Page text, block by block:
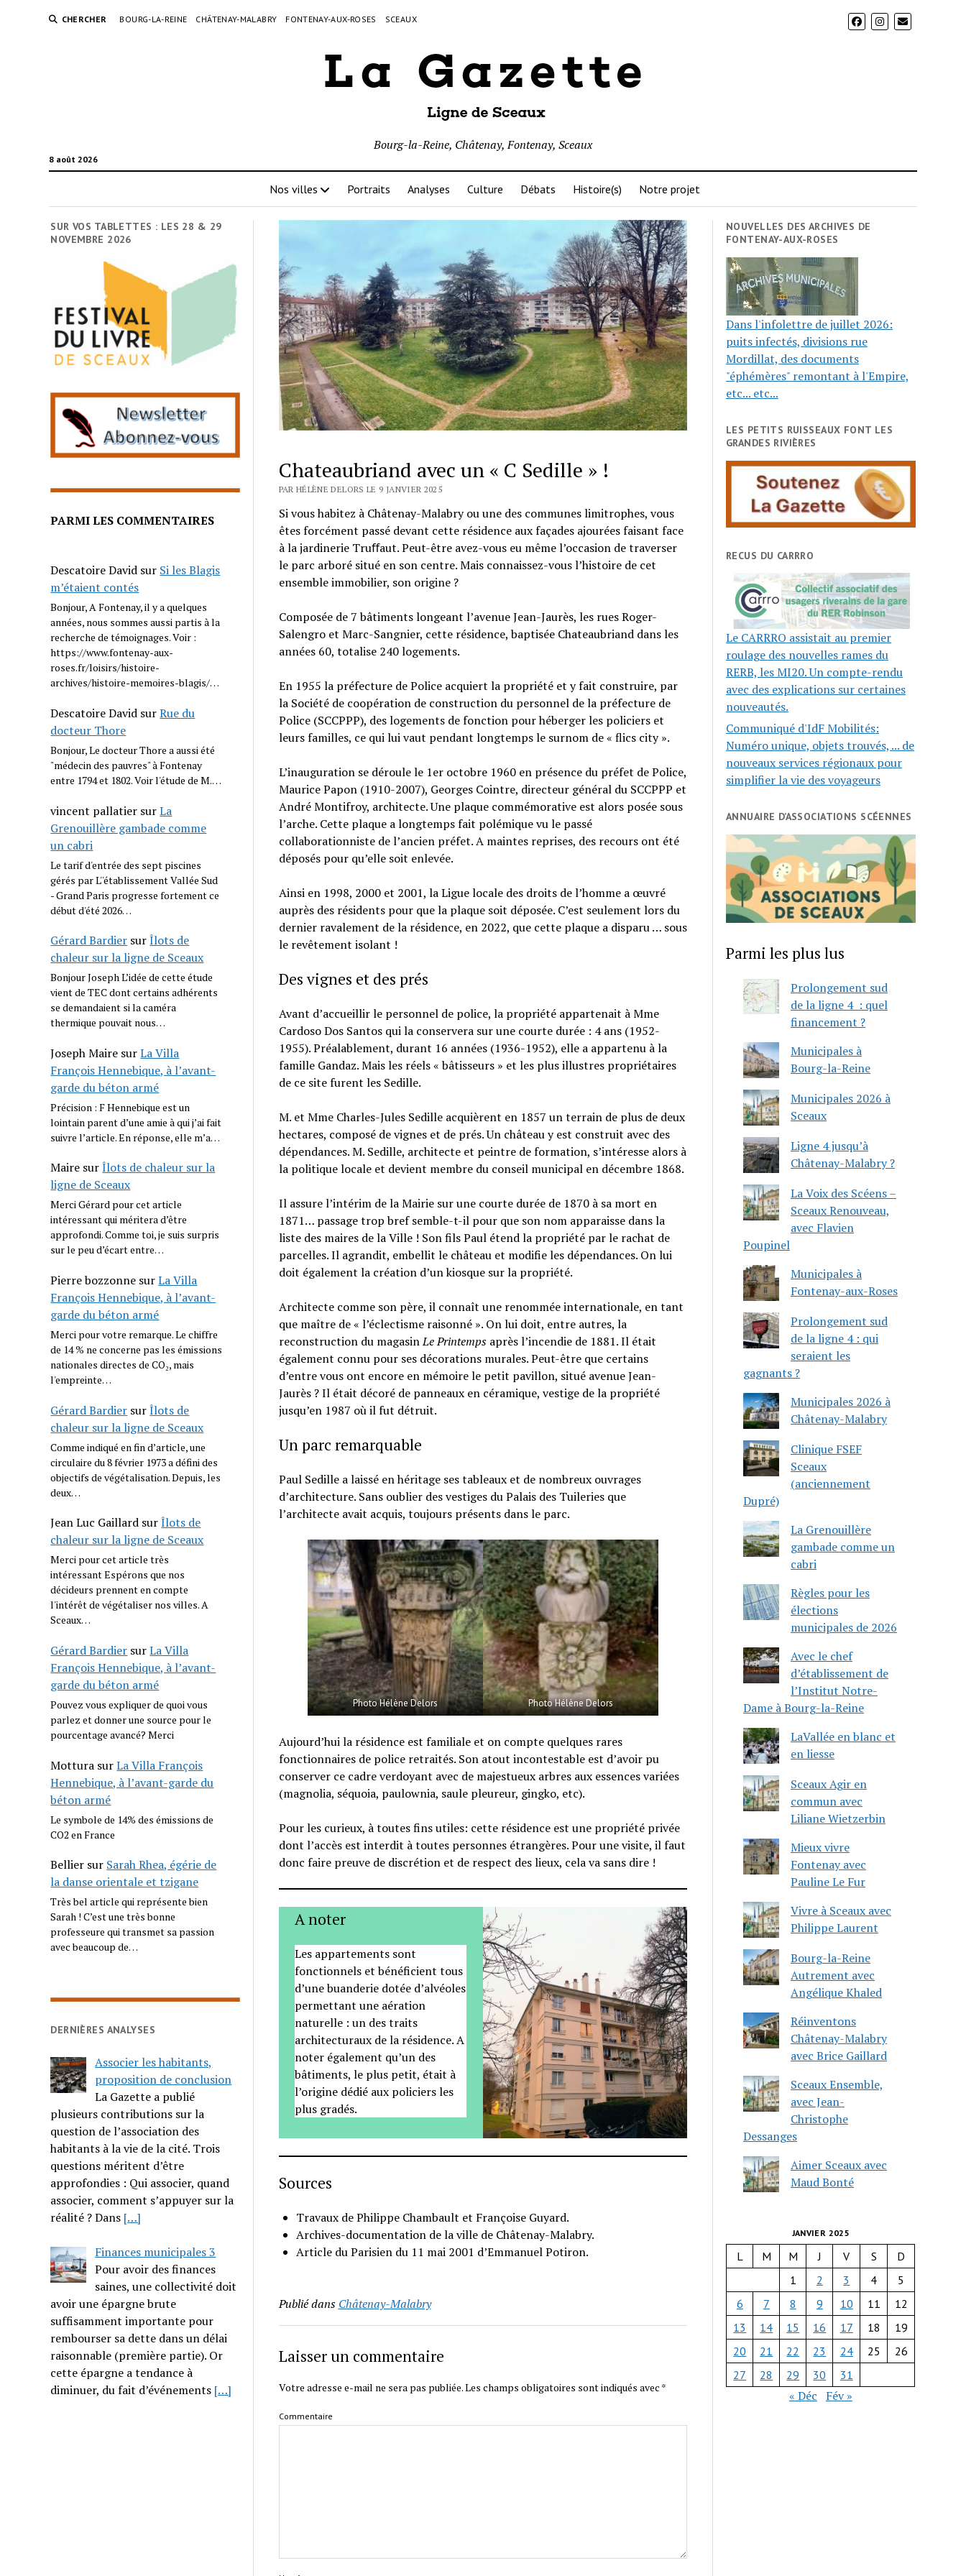
CHERCHER BOURG-LA-REINE CHÂTENAY-MALABRY FONTENAY-AUX-ROSES SCEAUX
8 août 2026
Bourg-la-Reine, Châtenay, Fontenay, Sceaux
Nos villes Portraits Analyses Culture Débats Histoire(s) Notre projet
SUR VOS TABLETTES : LES 28 & 29
NOVEMBRE 2026
PARMI LES COMMENTAIRES
Descatoire David sur Si les Blagis
m’étaient contés
Bonjour, A Fontenay, il y a quelques
années, nous sommes aussi partis à la
recherche de témoignages. Voir :
https://www.fontenay-aux-
roses.fr/loisirs/histoire-
archives/histoire-memoires-blagis/…
Descatoire David surRue du
docteur Thore
Bonjour, Le docteur Thore a aussi été
"médecin des pauvres" à Fontenay
entre 1794 et 1802. Voir l'étude de M.…
vincent pallatier surLa
Grenouillère gambade comme
un cabri
Le tarif d'entrée des sept piscines
gérés par L''établissement Vallée Sud
- Grand Paris progresse fortement ce
début d'été 2026…
Gérard Bardier surÎlots de
chaleur sur la ligne de Sceaux
Bonjour Joseph L’idée de cette étude
vient de TEC dont certains adhérents
se demandaient si la caméra
thermique pouvait nous…
Joseph Maire surLa Villa
François Hennebique, à l’avant-
garde du béton armé
Précision : F Hennebique est un
lointain parent d’une amie à qui j’ai fait
suivre l’article. En réponse, elle m’a…
Maire surÎlots de chaleur sur la
ligne de Sceaux
Merci Gérard pour cet article
intéressant qui méritera d’être
approfondi. Comme toi, je suis surpris
sur le peu d’écart entre…
Pierre bozzonne surLa Villa
François Hennebique, à l’avant-
garde du béton armé
Merci pour votre remarque. Le chiffre
de 14 % ne concerne pas les émissions
nationales directes de CO₂, mais
l'empreinte…
Gérard Bardier surÎlots de
chaleur sur la ligne de Sceaux
Comme indiqué en fin d’article, une
circulaire du 8 février 1973 a défini des
objectifs de végétalisation. Depuis, les
deux…
Jean Luc Gaillard surÎlots de
chaleur sur la ligne de Sceaux
Merci pour cet article très
intéressant Espérons que nos
décideurs prennent en compte
l'intérêt de végétaliser nos villes. A
Sceaux…
Gérard Bardier surLa Villa
François Hennebique, à l’avant-
garde du béton armé
Pouvez vous expliquer de quoi vous
parlez et donner une source pour le
pourcentage avancé? Merci
Mottura surLa Villa François
Hennebique, à l’avant-garde du
béton armé
Le symbole de 14% des émissions de
CO2 en France
Bellier sur Sarah Rhea, égérie de
la danse orientale et tzigane
Très bel article qui représente bien
Sarah ! C’est une très bonne
professeure qui transmet sa passion
avec beaucoup de…
DERNIÈRES ANALYSES
Associer les habitants,
proposition de conclusion
La Gazette a publié
plusieurs contributions sur la
question de l’association des
habitants à la vie de la cité. Trois
questions méritent d’être
approfondies : Qui associer, quand
associer, comment s’appuyer sur la
réalité ? Dans […]
Finances municipales 3
Pour avoir des finances
saines, une collectivité doit
avoir une épargne brute
suffisamment importante pour
rembourser sa dette dans un délai
raisonnable (première partie). Or
cette épargne a tendance à
diminuer, du fait d’événements […]
Chateaubriand avec un « C Sedille » !
PAR HÉLÈNE DELORS LE 9 JANVIER 2025
Si vous habitez à Châtenay-Malabry ou une des communes limitrophes, vous
êtes forcément passé devant cette résidence aux façades ajourées faisant face
à la jardinerie Truﬀaut. Peut-être avez-vous eu même l’occasion de traverser
le parc arboré situé en son centre. Mais connaissez-vous l’histoire de cet
ensemble immobilier, son origine ?
Composée de 7 bâtiments longeant l’avenue Jean-Jaurès, les rues Roger-
Salengro et Marc-Sangnier, cette résidence, baptisée Chateaubriand dans les
années 60, totalise 240 logements.
En 1955 la préfecture de Police acquiert la propriété et y fait construire, par
la Société de coopération de construction du personnel de la préfecture de
Police (SCCPPP), des logements de fonction pour héberger les policiers et
leurs familles, ce qui lui vaut pendant longtemps le surnom de « flics city ».
L’inauguration se déroule le 1er octobre 1960 en présence du préfet de Police,
Maurice Papon (1910-2007), Georges Cointre, directeur général du SCCPPP et
André Montifroy, architecte. Une plaque commémorative est alors posée sous
l’arche. Cette plaque a longtemps fait polémique vu le passé
collaborationniste de l’ancien préfet. A maintes reprises, des recours ont été
déposés pour qu’elle soit enlevée.
Ainsi en 1998, 2000 et 2001, la Ligue locale des droits de l’homme a œuvré
auprès des résidents pour que la plaque soit déposée. C’est seulement lors du
dernier ravalement de la résidence, en 2022, que cette plaque a disparu … sous
le revêtement isolant !
Des vignes et des prés
Avant d’accueillir le personnel de police, la propriété appartenait à Mme
Cardoso Dos Santos qui la conservera sur une courte durée : 4 ans (1952-
1955). Préalablement, durant 16 années (1936-1952), elle a appartenu à la
famille Gandaz. Mais les réels « bâtisseurs » et les plus illustres propriétaires
de ce site furent les Sedille.
M. et Mme Charles-Jules Sedille acquièrent en 1857 un terrain de plus de deux
hectares, composé de vignes et de prés. Un château y est construit avec des
dépendances. M. Sedille, architecte et peintre de formation, s’intéresse alors à
la politique locale et devient membre du conseil municipal en décembre 1868.
Il assure l’intérim de la Mairie sur une courte durée de 1870 à sa mort en
1871… passage trop bref semble-t-il pour que son nom apparaisse dans la
liste des maires de la Ville ! Son fils Paul étend la propriété par le rachat de
parcelles. Il agrandit, embellit le château et modifie les dépendances. On lui
doit également la création d’un kiosque sur la propriété.
Architecte comme son père, il connaît une renommée internationale, en tant
que maître de « l’éclectisme raisonné ». On lui doit, entre autres, la
reconstruction du magasinLe Printemps après l’incendie de 1881. Il était
également connu pour ses décorations murales. Peut-être que certains
d’entre vous ont encore en mémoire le petit pavillon, situé avenue Jean-
Jaurès ? Il était décoré de panneaux en céramique, vestige de la propriété
jusqu’en 1987 où il fut détruit.
Un parc remarquable
Paul Sedille a laissé en héritage ses tableaux et de nombreux ouvrages
d’architecture. Sans oublier des vestiges du Palais des Tuileries que
l’architecte avait acquis, toujours présents dans le parc.
Photo Hélène Delors Photo Hélène Delors
Aujourd’hui la résidence est familiale et on compte quelques rares
fonctionnaires de police retraités. Son atout incontestable est d’avoir pu
conserver ce cadre verdoyant avec de majestueux arbres aux essences variées
(magnolia, séquoia, paulownia, saule pleureur, gingko, etc).
Pour les curieux, à toutes fins utiles: cette résidence est une propriété privée
dont l’accès est interdit à toutes personnes étrangères. Pour une visite, il faut
donc faire preuve de discrétion et de respect des lieux, cela va sans dire !
A noter
Les appartements sont
fonctionnels et bénéficient tous
d’une buanderie dotée d’alvéoles
permettant une aération
naturelle : un des traits
architecturaux de la résidence. A
noter également qu’un des
bâtiments, le plus petit, était à
l’origine dédié aux policiers les
plus gradés.
Sources
Travaux de Philippe Chambault et Françoise Guyard.
Archives-documentation de la ville de Châtenay-Malabry.
Article du Parisien du 11 mai 2001 d’Emmanuel Potiron.
Publié dans Châtenay-Malabry
Laisser un commentaire
Votre adresse e-mail ne sera pas publiée.Les champs obligatoires sont indiqués avec *
Commentaire
NOUVELLES DES ARCHIVES DE
FONTENAY-AUX-ROSES
Dans l'infolettre de juillet 2026:
puits infectés, divisions rue
Mordillat, des documents
"éphémères" remontant à l'Empire,
etc... etc...
LES PETITS RUISSEAUX FONT LES
GRANDES RIVIÈRES
RECUS DU CARRRO
Le CARRRO assistait au premier
roulage des nouvelles rames du
RERB, les MI20. Un compte-rendu
avec des explications sur certaines
nouveautés.
Communiqué d'IdF Mobilités:
Numéro unique, objets trouvés, ... de
nouveaux services régionaux pour
simplifier la vie des voyageurs
ANNUAIRE D’ASSOCIATIONS SCÉENNES
Parmi les plus lus
Prolongement sud
de la ligne 4 : quel
financement ?
Municipales à
Bourg-la-Reine
Municipales 2026 à
Sceaux
Ligne 4 jusqu’à
Châtenay-Malabry ?
La Voix des Scéens –
Sceaux Renouveau,
avec Flavien
Poupinel
Municipales à
Fontenay-aux-Roses
Prolongement sud
de la ligne 4 : qui
seraient les
gagnants ?
Municipales 2026 à
Châtenay-Malabry
Clinique FSEF
Sceaux
(anciennement
Dupré)
La Grenouillère
gambade comme un
cabri
Règles pour les
élections
municipales de 2026
Avec le chef
d’établissement de
l’Institut Notre-
Dame à Bourg-la-Reine
LaVallée en blanc et
en liesse
Sceaux Agir en
commun avec
Liliane Wietzerbin
Mieux vivre
Fontenay avec
Pauline Le Fur
Vivre à Sceaux avec
Philippe Laurent
Bourg-la-Reine
Autrement avec
Angélique Khaled
Réinventons
Châtenay-Malabry
avec Brice Gaillard
Sceaux Ensemble,
avec Jean-
Christophe
Dessanges
Aimer Sceaux avec
Maud Bonté
JANVIER 2025
L M M J V S
D
1
2 3 4
5
6
7 8 9 10 11
12
13
14 15 16 17 18
19
20
21 22 23 24 25
26
27
28 29 30 31
« Déc Fév »